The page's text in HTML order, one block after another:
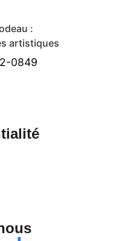
:
artistiques
0849